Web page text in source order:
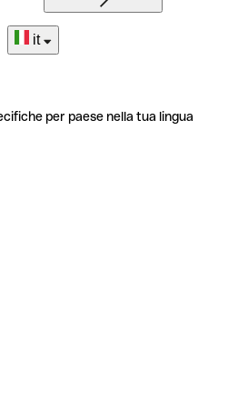
it
per paese nella tua lingua